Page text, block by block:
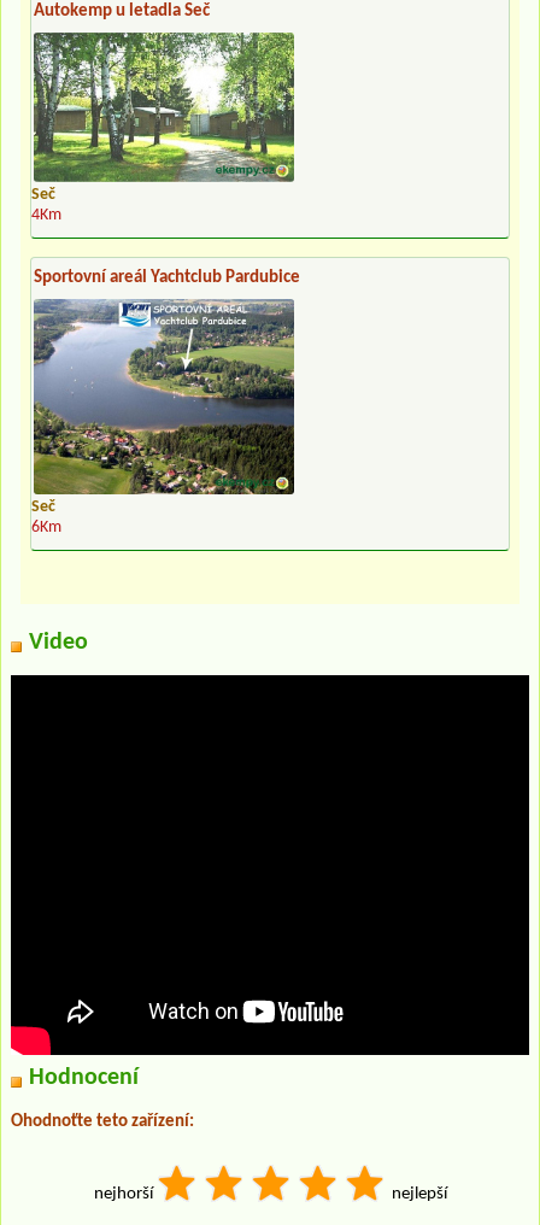
Autokemp u letadla Seč
Seč
4Km
Sportovní areál Yachtclub Pardubice
Seč
6Km
Video
Hodnocení
Ohodnoťte teto zařízení:
nejhorší nejlepší